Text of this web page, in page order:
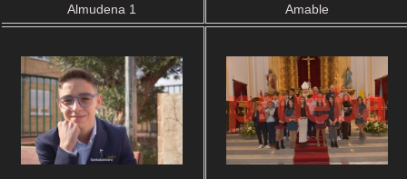
Almudena 1 Amable